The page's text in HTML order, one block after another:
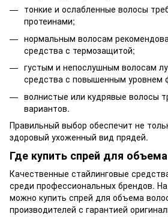
тонкие и ослабленные волосы
протеинами;
нормальным волосам
средства с термозащитой;
густым и непослушным волосам
средства с повышенным уровнем
волнистые или кудрявые волосы
вариантов.
Правильный выбор обеспечит не
здоровый ухоженный вид прядей.
Где купить спрей для
Качественные стайлинговые
среди профессиональных брендов.
можно купить спрей для объема
производителей с гарантией